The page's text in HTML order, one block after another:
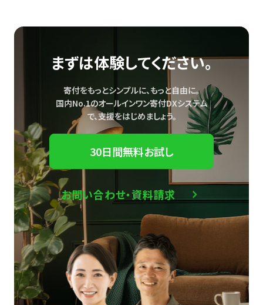
まずは体験してください。
寄付をもっとシンプルに、もっと自由に。
国内No.1のオールインワン寄付DXシステム
で、支援をはじめましょう。
30日間無料お試し
お問い合わせ・資料請求